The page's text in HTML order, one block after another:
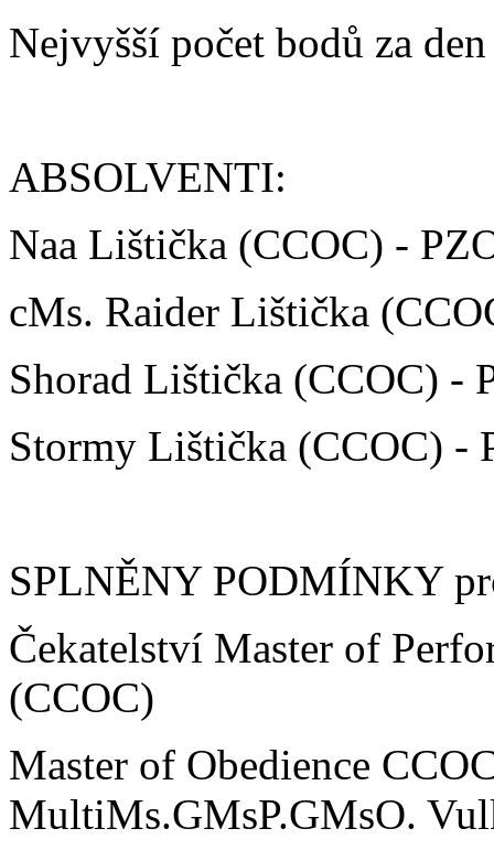
Nejvyšší počet bodů za
ABSOLVENTI:
Naa Lištička (CCOC) -
cMs. Raider Lištička
Shorad Lištička (CCOC) -
Stormy Lištička (CCOC) -
SPLNĚNY PODMÍNKY
Čekatelství Master of
(CCOC)
Master of Obedience
MultiMs.GMsP.GMsO.